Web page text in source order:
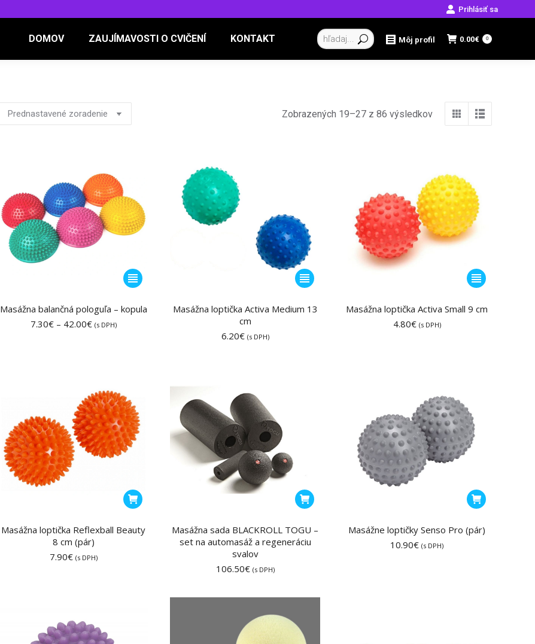
Prihlásiť sa
DOMOV ZAUJÍMAVOSTI O CVIČENÍ KONTAKT Vyhľadávanie: Môj profil 0.00€ 0
Zobrazených 19–27 z 86 výsledkov
Tento
produkt
má
vybrať
na
stránke
produktu.
Masážna balančná pologuľa – kopula
7.30€ – 42.00€Price
(s DPH)
Tento
produkt
má
Masážna loptička Activa Medium 13
cm
6.20€ (s DPH)
Tento
produkt
má
na
stránke
produktu.
Masážna loptička Activa Small 9 cm
4.80€ (s DPH)
Masážna loptička Reflexball Beauty
8 cm (pár)
7.90€ (s DPH)
Masážna sada BLACKROLL TOGU –
set na automasáž a regeneráciu
svalov
106.50€ (s DPH)
Masážne loptičky Senso Pro (pár)
10.90€ (s DPH)